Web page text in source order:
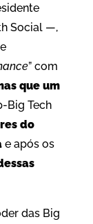
Social —,
” com
que um
Big Tech
do
e após os
das Big